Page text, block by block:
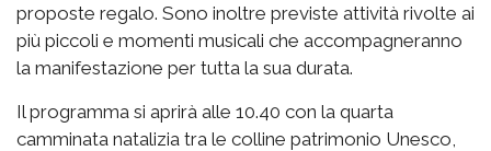
proposte regalo. Sono inoltre previste attività rivolte ai
più piccoli e momenti musicali che accompagneranno
la manifestazione per tutta la sua durata.
Il programma si aprirà alle 10.40 con la quarta
camminata natalizia tra le colline patrimonio Unesco,